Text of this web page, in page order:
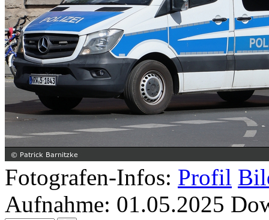
Fotografen-Infos: Profil
Aufnahme: 01.05.2025